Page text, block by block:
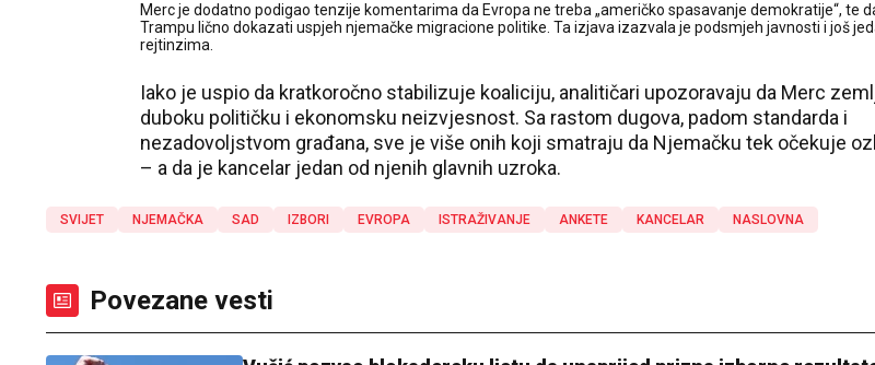
Merc je dodatno podigao tenzije komentarima da Evropa ne treba „američko spasavanje demokratije“, te
Trampu lično dokazati uspjeh njemačke migracione politike. Ta izjava izazvala je podsmjeh javnosti i još
rejtinzima.
Iako je uspio da kratkoročno stabilizuje koaliciju, analitičari upozoravaju da Merc
duboku političku i ekonomsku neizvjesnost. Sa rastom dugova, padom standarda i
nezadovoljstvom građana, sve je više onih koji smatraju da Njemačku tek očekuje
– a da je kancelar jedan od njenih glavnih uzroka.
SVIJET NJEMAČKA SAD IZBORI EVROPA ISTRAŽIVANJE ANKETE KANCELAR NASLOVNA
Povezane vesti